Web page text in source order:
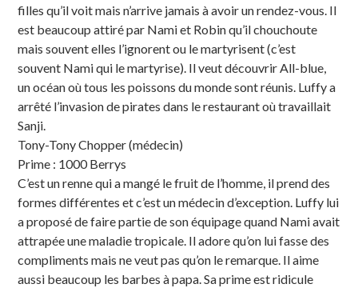
filles qu’il voit mais n’arrive jamais à avoir un rendez-vous. Il
est beaucoup attiré par Nami et Robin qu’il chouchoute
mais souvent elles l’ignorent ou le martyrisent (c’est
souvent Nami qui le martyrise). Il veut découvrir All-blue,
un océan où tous les poissons du monde sont réunis. Luffy a
arrêté l’invasion de pirates dans le restaurant où travaillait
Sanji.
Tony-Tony Chopper (médecin)
Prime : 1000 Berrys
C’est un renne qui a mangé le fruit de l’homme, il prend des
formes différentes et c’est un médecin d’exception. Luffy lui
a proposé de faire partie de son équipage quand Nami avait
attrapée une maladie tropicale. Il adore qu’on lui fasse des
compliments mais ne veut pas qu’on le remarque. Il aime
aussi beaucoup les barbes à papa. Sa prime est ridicule